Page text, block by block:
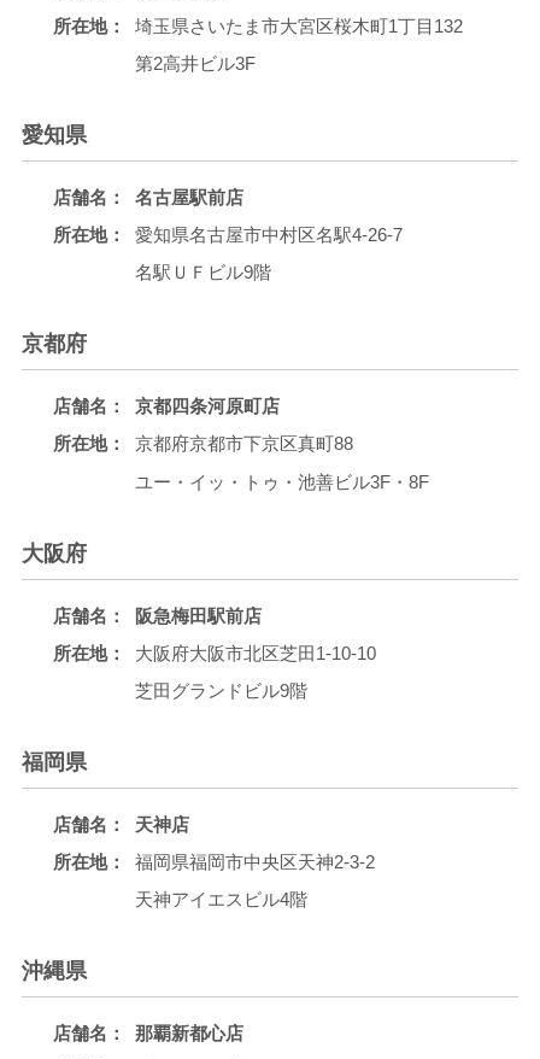
所在地：
埼玉県さいたま市大宮区桜木町1丁目132
第2高井ビル3F
愛知県
店舗名：
名古屋駅前店
所在地：
愛知県名古屋市中村区名駅4-26-7
名駅ＵＦビル9階
京都府
店舗名：
京都四条河原町店
所在地：
京都府京都市下京区真町88
ユー・イッ・トゥ・池善ビル3F・8F
大阪府
店舗名：
阪急梅田駅前店
所在地：
大阪府大阪市北区芝田1-10-10
芝田グランドビル9階
福岡県
店舗名：
天神店
所在地：
福岡県福岡市中央区天神2-3-2
天神アイエスビル4階
沖縄県
店舗名：
那覇新都心店